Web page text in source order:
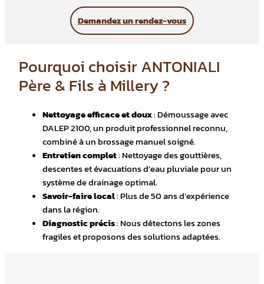
Demandez un rendez-vous
Pourquoi choisir ANTONIALI
Père & Fils à Millery ?
Nettoyage efficace et doux: Démoussage avec
DALEP 2100, un produit professionnel reconnu,
combiné à un brossage manuel soigné.
Entretien complet: Nettoyage des gouttières,
descentes et évacuations d’eau pluviale pour un
système de drainage optimal.
Savoir-faire local: Plus de 50 ans d’expérience
dans la région.
Diagnostic précis: Nous détectons les zones
fragiles et proposons des solutions adaptées.